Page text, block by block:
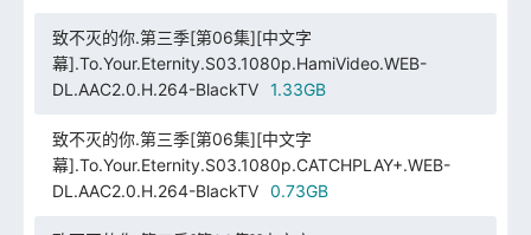
致不灭的你.第三季[第06集][中文字
幕].To.Your.Eternity.S03.1080p.HamiVideo.WEB-
DL.AAC2.0.H.264-BlackTV
1.33GB
致不灭的你.第三季[第06集][中文字
幕].To.Your.Eternity.S03.1080p.CATCHPLAY+.WEB-
DL.AAC2.0.H.264-BlackTV
0.73GB